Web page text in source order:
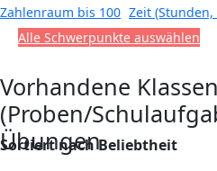
Zahlenraum bis 100 Zeit
Alle Schwerpunkte auswählen
Vorhandene
(Proben/
Übungen
Sortiert nach Beliebtheit